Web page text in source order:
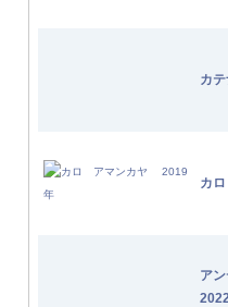
カ
カ
ア